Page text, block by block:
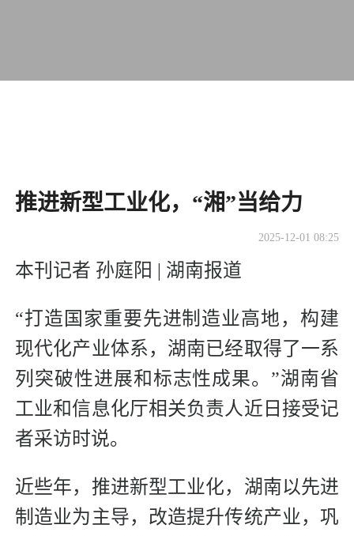
推进新型工业化，“湘”当给力
2025-12-01 08:25
本刊记者 孙庭阳 | 湖南报道
“打造国家重要先进制造业高地，构建
现代化产业体系，湖南已经取得了一系
列突破性进展和标志性成果。”湖南省
工业和信息化厅相关负责人近日接受记
者采访时说。
近些年，推进新型工业化，湖南以先进
制造业为主导，改造提升传统产业，巩